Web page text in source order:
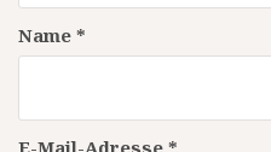
Name *
E-Mail-Adresse *